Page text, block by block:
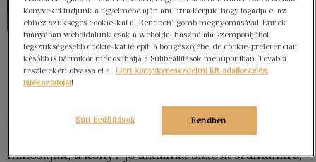
ezekkel a személyes
történetekkel,
küzdelmes sorsok
bemutatásával segít
megválaszolni a kérdéseinket, oszlatja el esetleges
fenntartásainkat.
Mivel hajlamosak vagyunk saját magunkból
kiindulni, amikor mások tetteit és motivációit
minősítjük, a könyv jó alkalmat biztosít számunkra,
könyveket tudjunk a figyelmébe ajánlani, arra kérjük, hogy fogadja el az
ehhez szükséges cookie-kat a „Rendben” gomb megnyomásával. Ennek
hiányában weboldalunk csak a weboldal használata szempontjából
legszükségesebb cookie-kat telepíti a böngészőjébe, de cookie-preferenciáit
később is bármikor módosíthatja a Sütibeállítások menüpontban. További
részletekért olvassa el a
Libri Könyvkereskedelmi Kft. adatkezelési
tájékoztatóját!
Rendben
Süti beállítások